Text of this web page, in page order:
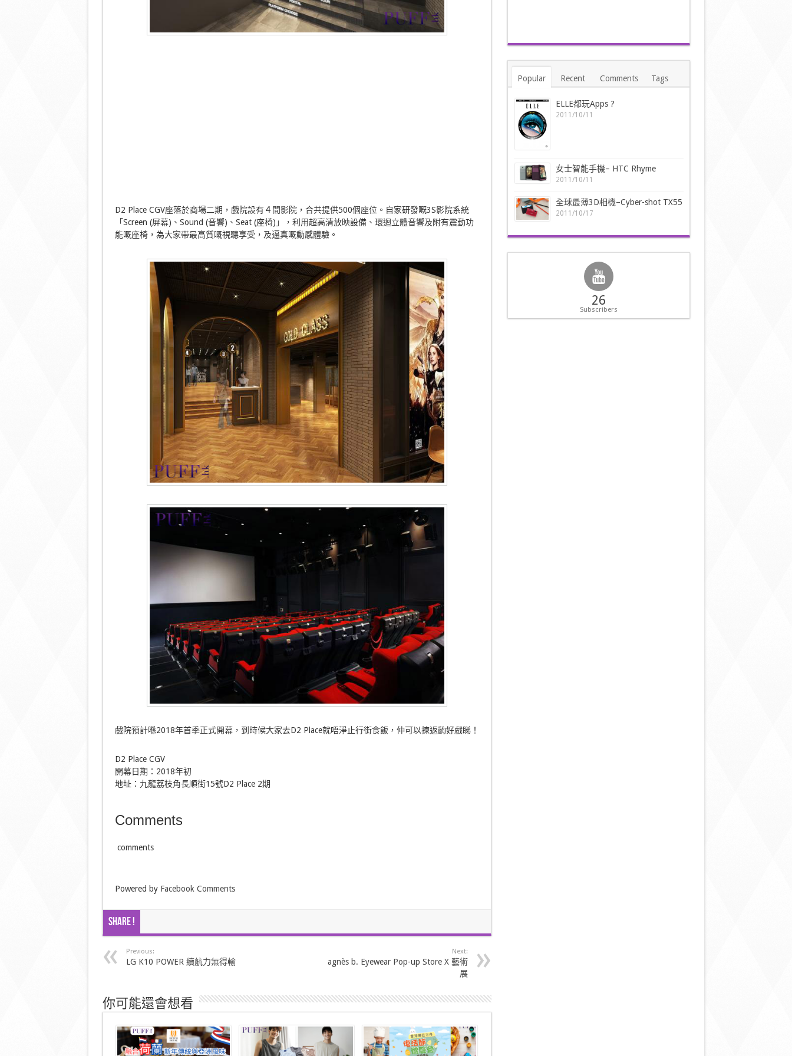
D2 Place CGV座落於商場二期，戲院設有４間影院，合共提供500個座位。自家研發嘅3S影院系統
「Screen (屏幕)、Sound (音響)、Seat (座椅)」，利用超高清放映設備、環迴立體音響及附有震動功
能嘅座椅，為大家帶最高質嘅視聽享受，及逼真嘅動感體驗。
戲院預計喺2018年首季正式開幕，到時候大家去D2 Place就唔淨止行街食飯，仲可以揀返齣好戲睇！
D2 Place CGV
開幕日期：2018年初
地址：九龍荔枝角長順街15號D2 Place 2期
Comments
comments
Powered by Facebook Comments
Share !
Previous:
LG K10 POWER 續航力無得輸
Next:
agnès b. Eyewear Pop-up Store X 藝術
展
你可能還會想看
Popular Recent Comments Tags
ELLE都玩Apps ?
2011/10/11
女士智能手機– HTC Rhyme
2011/10/11
全球最薄3D相機–Cyber-shot TX55
2011/10/17
26
Subscribers